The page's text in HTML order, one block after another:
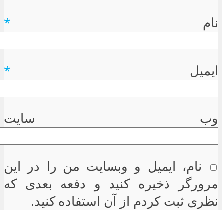
نام *
ایمیل *
وب سایت
نام، ایمیل و وبسایت من را در این
مرورگر ذخیره کنید و دفعه بعدی که
نظری ثبت کردم از آن استفاده کنید.